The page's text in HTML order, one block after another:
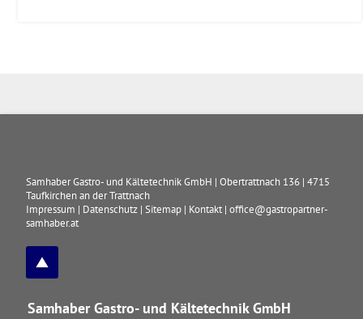
Samhaber Gastro- und Kältetechnik GmbH |Obertrattnach 136 |4715
Taufkirchen an der Trattnach
Impressum | Datenschutz |Sitemap | Kontakt |office@gastropartner-
samhaber.at
Samhaber Gastro- und Kältetechnik GmbH